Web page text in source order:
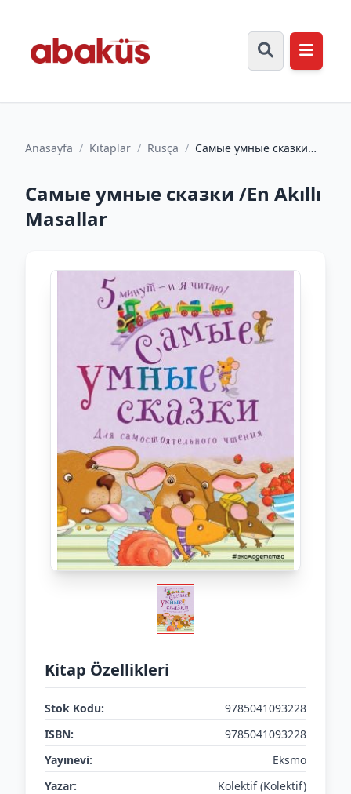
Anasayfa / Kitaplar / Rusça / Самые умные сказки
Самые умные сказки /En Akıllı
Masallar
Kitap Özellikleri
Stok Kodu:
9785041093228
ISBN:
9785041093228
Yayınevi:
Eksmo
Yazar:
Kolektif (Kolektif)